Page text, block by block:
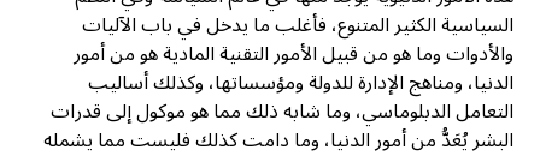
السياسية الكثير المتنوع، فأغلب ما يدخل في باب الآليات
والأدوات وما هو من قبيل الأمور التقنية المادية هو من أمور
الدنيا، ومناهج الإدارة للدولة ومؤسساتها، وكذلك أساليب
التعامل الدبلوماسي، وما شابه ذلك مما هو موكول إلى قدرات
البشر يُعَدُّ من أمور الدنيا، وما دامت كذلك فليست مما يشمله